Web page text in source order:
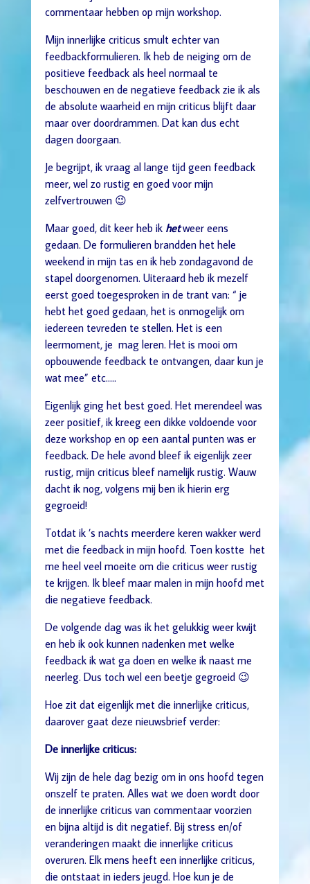
commentaar hebben op mijn workshop.
Mijn innerlijke criticus smult echter van
feedbackformulieren. Ik heb de neiging om de
positieve feedback als heel normaal te
beschouwen en de negatieve feedback zie ik als
de absolute waarheid en mijn criticus blijft daar
maar over doordrammen. Dat kan dus echt
dagen doorgaan.
Je begrijpt, ik vraag al lange tijd geen feedback
meer, wel zo rustig en goed voor mijn
zelfvertrouwen 😉
Maar goed, dit keer heb ik hetweer eens
gedaan. De formulieren brandden het hele
weekend in mijn tas en ik heb zondagavond de
stapel doorgenomen. Uiteraard heb ik mezelf
eerst goed toegesproken in de trant van: “ je
hebt het goed gedaan, het is onmogelijk om
iedereen tevreden te stellen. Het is een
leermoment, je mag leren. Het is mooi om
opbouwende feedback te ontvangen, daar kun je
wat mee” etc…..
Eigenlijk ging het best goed. Het merendeel was
zeer positief, ik kreeg een dikke voldoende voor
deze workshop en op een aantal punten was er
feedback. De hele avond bleef ik eigenlijk zeer
rustig, mijn criticus bleef namelijk rustig. Wauw
dacht ik nog, volgens mij ben ik hierin erg
gegroeid!
Totdat ik ’s nachts meerdere keren wakker werd
met die feedback in mijn hoofd. Toen kostte het
me heel veel moeite om die criticus weer rustig
te krijgen. Ik bleef maar malen in mijn hoofd met
die negatieve feedback.
De volgende dag was ik het gelukkig weer kwijt
en heb ik ook kunnen nadenken met welke
feedback ik wat ga doen en welke ik naast me
neerleg. Dus toch wel een beetje gegroeid 😉
Hoe zit dat eigenlijk met die innerlijke criticus,
daarover gaat deze nieuwsbrief verder:
De innerlijke criticus:
Wij zijn de hele dag bezig om in ons hoofd tegen
onszelf te praten. Alles wat we doen wordt door
de innerlijke criticus van commentaar voorzien
en bijna altijd is dit negatief. Bij stress en/of
veranderingen maakt die innerlijke criticus
overuren. Elk mens heeft een innerlijke criticus,
die ontstaat in ieders jeugd. Hoe kun je de